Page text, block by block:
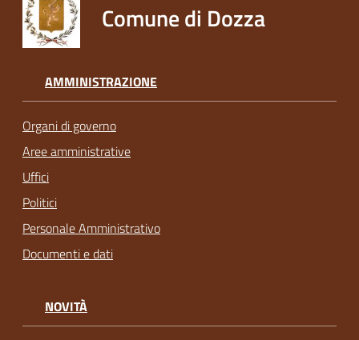
Comune di Dozza
AMMINISTRAZIONE
Organi di governo
Aree amministrative
Uffici
Politici
Personale Amministrativo
Documenti e dati
NOVITÀ